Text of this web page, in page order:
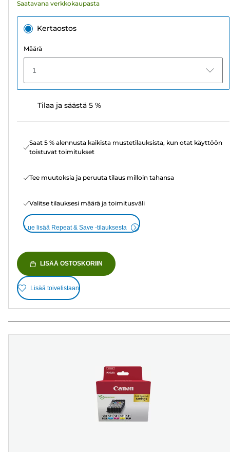
Saatavana verkkokaupasta
Kertaostos
Määrä
1
Tilaa ja säästä 5 %
Saat 5 % alennusta kaikista mustetilauksista, kun otat käyttöön
toistuvat toimitukset
Tee muutoksia ja peruuta tilaus milloin tahansa
Valitse tilauksesi määrä ja toimitusväli
Lue lisää Repeat & Save -tilauksesta
LISÄÄ OSTOSKORIIN
Lisää toivelistaan